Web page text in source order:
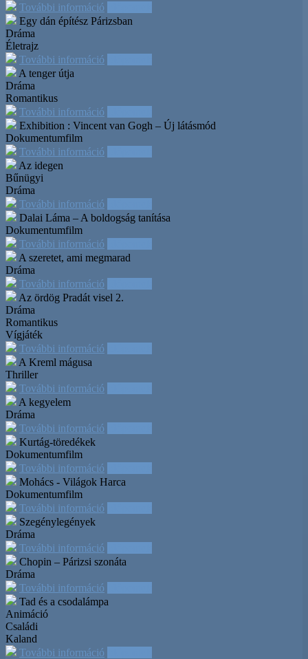
További információ
Egy dán építész Párizsban
Dráma
Életrajz
További információ
A tenger útja
Dráma
Romantikus
További információ
Exhibition : Vincent van Gogh – Új látásmód
Dokumentumfilm
További információ
Az idegen
Bűnügyi
Dráma
További információ
Dalai Láma – A boldogság tanítása
Dokumentumfilm
További információ
A szeretet, ami megmarad
Dráma
További információ
Az ördög Pradát visel 2.
Dráma
Romantikus
Vígjáték
További információ
A Kreml mágusa
Thriller
További információ
A kegyelem
Dráma
További információ
Kurtág-töredékek
Dokumentumfilm
További információ
Mohács - Világok Harca
Dokumentumfilm
További információ
Szegénylegények
Dráma
További információ
Chopin – Párizsi szonáta
Dráma
További információ
Tad és a csodalámpa
Animáció
Családi
Kaland
További információ